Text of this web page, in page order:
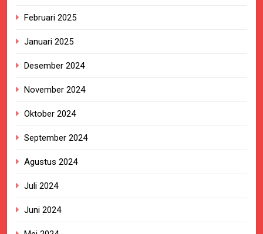
Februari 2025
Januari 2025
Desember 2024
November 2024
Oktober 2024
September 2024
Agustus 2024
Juli 2024
Juni 2024